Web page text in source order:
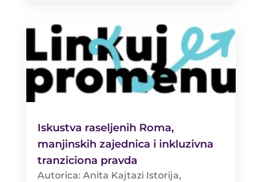
Iskustva raseljenih Roma,
manjinskih zajednica i inkluzivna
tranziciona pravda
Autorica: Anita Kajtazi Istorija,